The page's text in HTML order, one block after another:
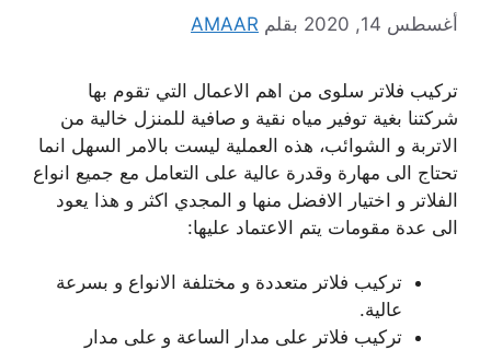
أغسطس 14, 2020 بقلم AMAAR
تركيب فلاتر سلوى من اهم الاعمال التي تقوم بها
شركتنا بغية توفير مياه نقية و صافية للمنزل خالية من
الاتربة و الشوائب، هذه العملية ليست بالامر السهل انما
تحتاج الى مهارة وقدرة عالية على التعامل مع جميع انواع
الفلاتر و اختيار الافضل منها و المجدي اكثر و هذا يعود
الى عدة مقومات يتم الاعتماد عليها:
تركيب فلاتر متعددة و مختلفة الانواع و بسرعة
عالية.
تركيب فلاتر على مدار الساعة و على مدار